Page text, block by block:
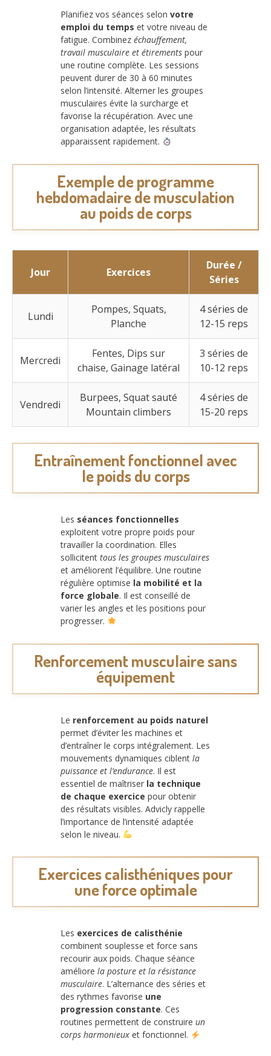
Planifiez vos séances selon votre
emploi du temps et votre niveau de
fatigue. Combinez échauffement,
travail musculaire et étirements pour
une routine complète. Les sessions
peuvent durer de 30 à 60 minutes
selon l’intensité. Alterner les groupes
musculaires évite la surcharge et
favorise la récupération. Avec une
organisation adaptée, les résultats
apparaissent rapidement.
Exemple de programme
hebdomadaire de musculation
au poids de corps
Jour Exercices
Durée /
Séries
Lundi
Pompes, Squats,
Planche
4 séries de
12-15 reps
Mercredi
Fentes, Dips sur
chaise, Gainage latéral
3 séries de
10-12 reps
Vendredi
Burpees, Squat sauté
Mountain climbers
4 séries de
15-20 reps
Entraînement fonctionnel avec
le poids du corps
Les séances fonctionnelles
exploitent votre propre poids pour
travailler la coordination. Elles
sollicitent tous les groupes musculaires
et améliorent l’équilibre. Une routine
régulière optimise la mobilité et la
force globale. Il est conseillé de
varier les angles et les positions pour
progresser.
Renforcement musculaire sans
équipement
Le renforcement au poids naturel
permet d’éviter les machines et
d’entraîner le corps intégralement. Les
mouvements dynamiques ciblent la
puissance et l’endurance. Il est
essentiel de maîtriser la technique
de chaque exercice pour obtenir
des résultats visibles. Advicly rappelle
l’importance de l’intensité adaptée
selon le niveau.
Exercices calisthéniques pour
une force optimale
Les exercices de calisthénie
combinent souplesse et force sans
recourir aux poids. Chaque séance
améliore la posture et la résistance
musculaire. L’alternance des séries et
des rythmes favorise une
progression constante. Ces
routines permettent de construire un
corps harmonieux et fonctionnel.